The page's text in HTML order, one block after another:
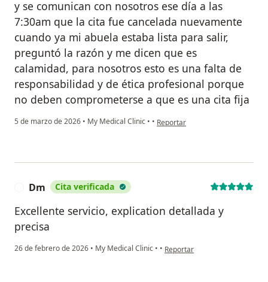
y se comunican con nosotros ese día a las
7:30am que la cita fue cancelada nuevamente
cuando ya mi abuela estaba lista para salir,
preguntó la razón y me dicen que es
calamidad, para nosotros esto es una falta de
responsabilidad y de ética profesional porque
no deben comprometerse a que es una cita fija
5 de marzo de 2026 • My Medical Clinic • • en opinión del usuario L.A.S
Reportar
Dm Cita verificada
Excellente servicio, explication detallada y
precisa
26 de febrero de 2026 • My Medical Clinic • • en opinión del usuario Dm
Reportar